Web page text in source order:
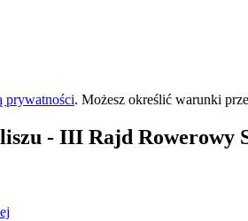
prywatności. Możesz określić warunki
- III Rajd Rowerowy